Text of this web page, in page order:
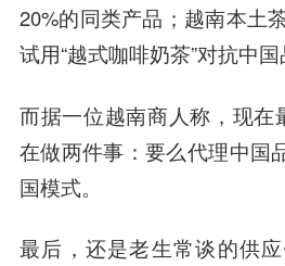
20%的同类产品；越南本土
试用“越式咖啡奶茶”对抗中国
而据一位越南商人称，现在
在做两件事：要么代理中国
国模式。
最后，还是老生常谈的供